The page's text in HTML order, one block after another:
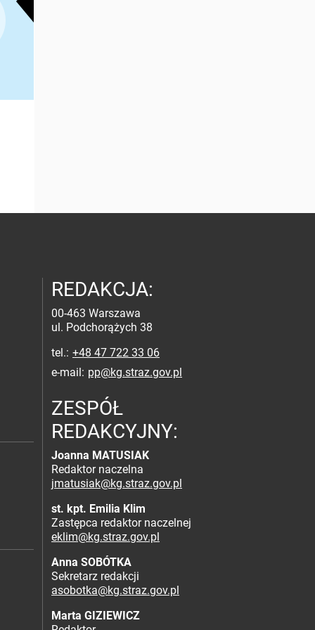
REDAKCJA:
00-463 Warszawa
ul. Podchorążych 38
tel. +48 47 722 33 06
e-mail
pp@kg.straz.gov.pl
ZESPÓŁ
REDAKCYJNY:
Joanna MATUSIAK
Redaktor naczelna
jmatusiak@kg.straz.gov.pl
st. kpt. Emilia Klim
Zastępca redaktor naczelnej
eklim@kg.straz.gov.pl
Anna SOBÓTKA
Sekretarz redakcji
asobotka@kg.straz.gov.pl
Marta GIZIEWICZ